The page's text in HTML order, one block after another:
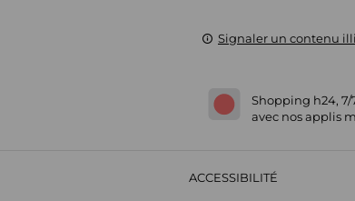
Signaler un contenu
Shopping h24, 7/
avec nos applis
ACCESSIBILITÉ